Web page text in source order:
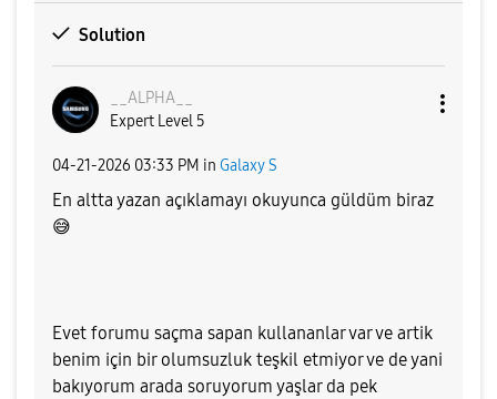
Solution
__ALPHA__
Expert Level 5
‎04-21-2026 03:33 PM in Galaxy S
En altta yazan açıklamayı okuyunca güldüm biraz
😅
Evet forumu saçma sapan kullananlar var ve artik
benim için bir olumsuzluk teşkil etmiyor ve de yani
bakıyorum arada soruyorum yaşlar da pek